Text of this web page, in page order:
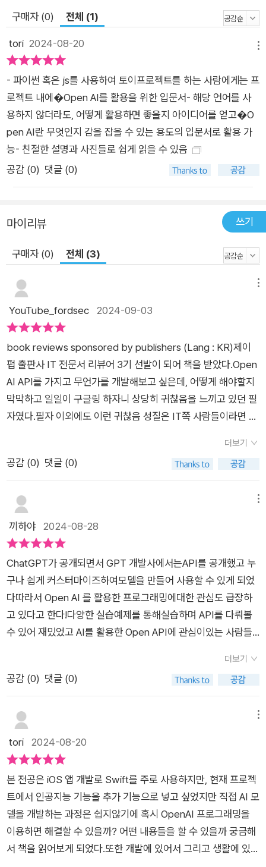
AI 모델을 기반으로 자체 데이터를 추가해 나만의 모델을 만들어
보고, 8장은 파워 플랫폼 환경인 파워 오토메이트, 파워 앱스, 데
스크톱용 파워 오토메이트 등에서 API를 사용하는 방법을 설명
한다. 마지막으로 9장은 클릭이나 구글 앱시트, 앱스 스크립트,
오피스 스크립트와 같은 노코드 개발 도구에서의 사용법을 살펴
본다. AI 시대를 살아가고 있는 지금, AI 활용 능력을 높이고 싶다
면 다양한 예제를 통해 OpenAI API 활용법을 쉽게 알려주는 이
책이 좋은 지침서가 되어줄 것이다. 주요 내용 OpenAI API의 기
본 개념 파이썬과 자바스크립트에서의 OpenAI API 활용법 원하
는 결과를 얻기 위한 프롬프트 작성법 DALL-E를 이용한 이미지
구매자 (0) 전체 (1)
tori 2024-08-20
- 파이썬 혹은 js를 사용하여 토이프로젝트를 하는 사람에게는 프
로젝트 내에�Open AI를 활용을 위한 입문서- 해당 언어를 사
용하지 않더라도, 어떻게 활용하면 좋을지 아이디어를 얻고�O
pen AI란 무엇인지 감을 잡을 수 있는 용도의 입문서로 활용 가
능- 친절한 설명과 사진들로 쉽게 읽을 수 있음
공감 (0) 댓글 (0)
마이리뷰 쓰기
구매자 (0) 전체 (3)
YouTube_fordsec 2024-09-03
book reviews sponsored by publishers (Lang : KR)제이
펍 출판사 IT 전문서 리뷰어 3기 선발이 되어 책을 받았다.Open
AI API를 가지고 무언가를 개발해보고 싶은데, 어떻게 해야할지
막막하고 일일이 구글링 하자니 상당히 귀찮음을 느끼고 있던 필
자였다.필자 이외에도 이런 귀찮음 성질은 IT쪽 사람들이라면 대
서로 딱 알맞은 길잡이다.뇌를 비우고 무지성으로 따라하기에는
중간중간마다 생각이라는걸 해야하는 요소에 부딪힌다.Open AI
거나 기술 면접에서 우수성을 뽐내고 싶다면 필자 생각에는 상당
히 독특한 프로젝트라고 생각된다.물론 필자는 개발자가 아닌 침
투 테스터 쪽이라 완전 자세히 까지는 모르겠지만, 현재 개발자
트폴리오를 구성할 수 있지 않을까 싶다.핸즈온 하기에 필요한 사
전지식은 파이썬, Node.js 2개 뿐이라고 생각한다.이 책은 파이
썬과 Node.js를 알고 있는 사람이 심심해서 새로운 프로젝트를
찾다가 고를만한 책이지이걸로 언어를 배우거나 AI에서의 무언
가 지식을 뽑아먹는다? 라는 느낌은 전혀 아니다.난이도는 입문
자에게는 어려울 수 있으니 참고하여 선택하길 권장한다.---'제
이펍 출판사의 도서 지원을 받아 작성한 리뷰입니다.'---https://
구독 부탁합니다!주변에 제 블로그, 유튜브를 알려주시면 감사하
겠습니다~! :)Thank you for watching the blog.Please sub
scribe! I would appreciate it if you could share the blog a
round you.---#제이펍 #제이펍서평단 #출판사 #제이펍출판사
#서평단 #베타리더 #리뷰어 #jpub #hackers #hacker #hack
ing #anonymous #cybersecurity #kalilinux #programming
#hack #hacked #technology #cybercrime#linux #ethical
hacking #coding#programmer #computerscience#malw
are #hacks #bhfyp #redteam #tryhackme #hackthebox
더보기
공감 (0) 댓글 (0)
끼하야 2024-08-28
ChatGPT가 공개되면서 GPT 개발사에서는API를 공개했고 누
구나 쉽게 커스터마이즈하여모델을 만들어 사용할 수 있게 되었
다따라서 Open AI 를 활용한 프로그래밍에대한 관심도 급장하
고 있다고 한다!​다양한 실습예제를 통해실습하며 API를 다뤄볼
수 있어 재밌었고 AI를 활용한 Open API에 관심이있는 사람들
더보기
공감 (0) 댓글 (0)
tori 2024-08-20
본 전공은 iOS 앱 개발로 Swift를 주로 사용하지만, 현재 프로젝
트에서 인공지능 기능을 추가 기능으로 넣고 싶었지만 직접 AI 모
델을 개발하는 과정은 쉽지않기에 혹시 OpenAI 프로그래밍을
이용하면 해결할 수 있을까? 어떤 내용들을 할 수 있을까 궁금해
서 책을 읽어보게 되었다.또한 개발에 있어서 그리고 생활에 있어